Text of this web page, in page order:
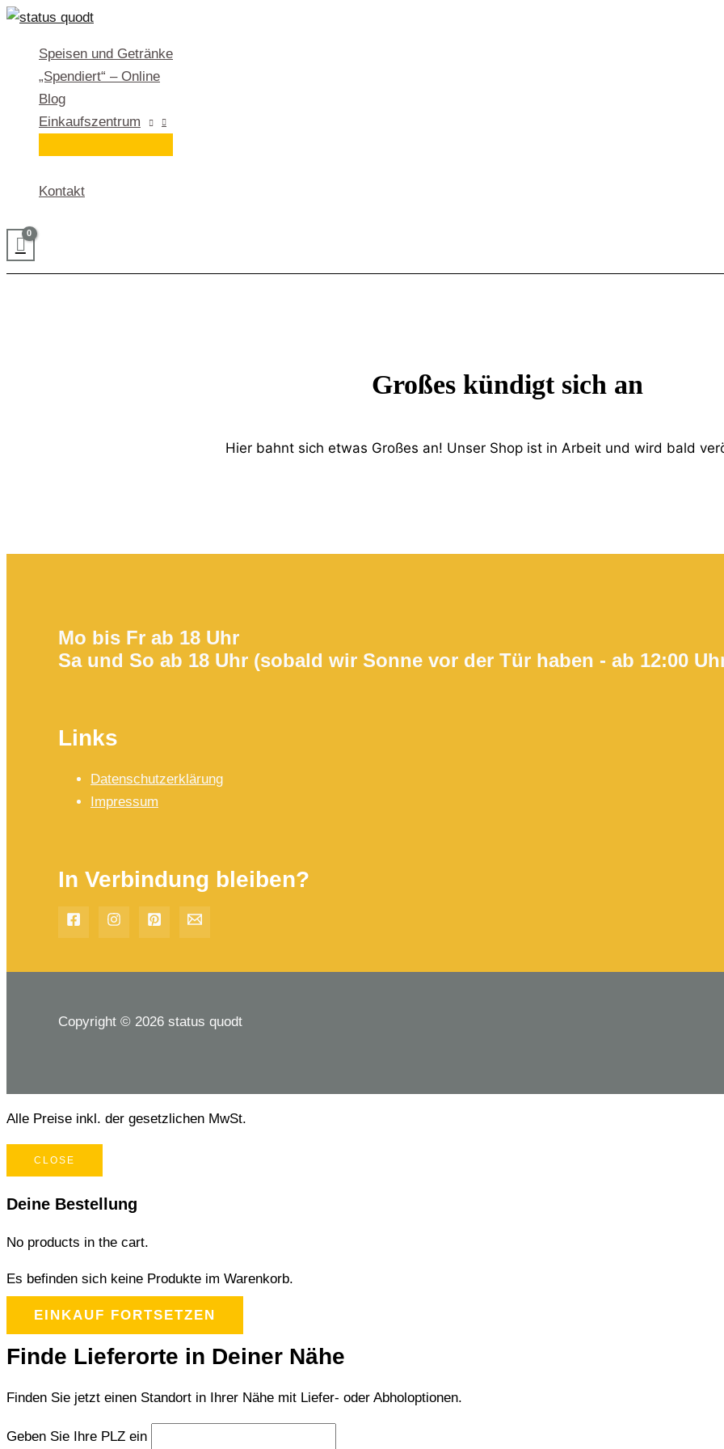
Zum
springenSpeisen und Getränke
„Spendiert“ – Online
Blog
Einkaufszentrum
Kontakt
Großes kündigt sich an
Hier bahnt sich etwas Großes an! Unser Shop ist in Arbeit und wird bald
Mo bis Fr ab 18 Uhr
Sa und So ab 18 Uhr (sobald wir Sonne vor der Tür haben - ab 12:00
Links
Datenschutzerklärung
Impressum
In Verbindung bleiben?
Copyright © 2026 status quodt
Alle Preise inkl. der gesetzlichen MwSt.
CLOSE
Deine Bestellung
No products in the cart.
Es befinden sich keine Produkte im Warenkorb.
EINKAUF FORTSETZEN
Finde Lieferorte in Deiner Nähe
Finden Sie jetzt einen Standort in Ihrer Nähe mit Liefer- oder Abholoptionen.
Geben Sie Ihre PLZ ein